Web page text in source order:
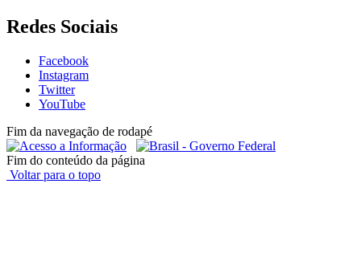
Redes Sociais
Facebook
Instagram
Twitter
YouTube
Fim da navegação de rodapé
Fim do conteúdo da página
Voltar para o topo